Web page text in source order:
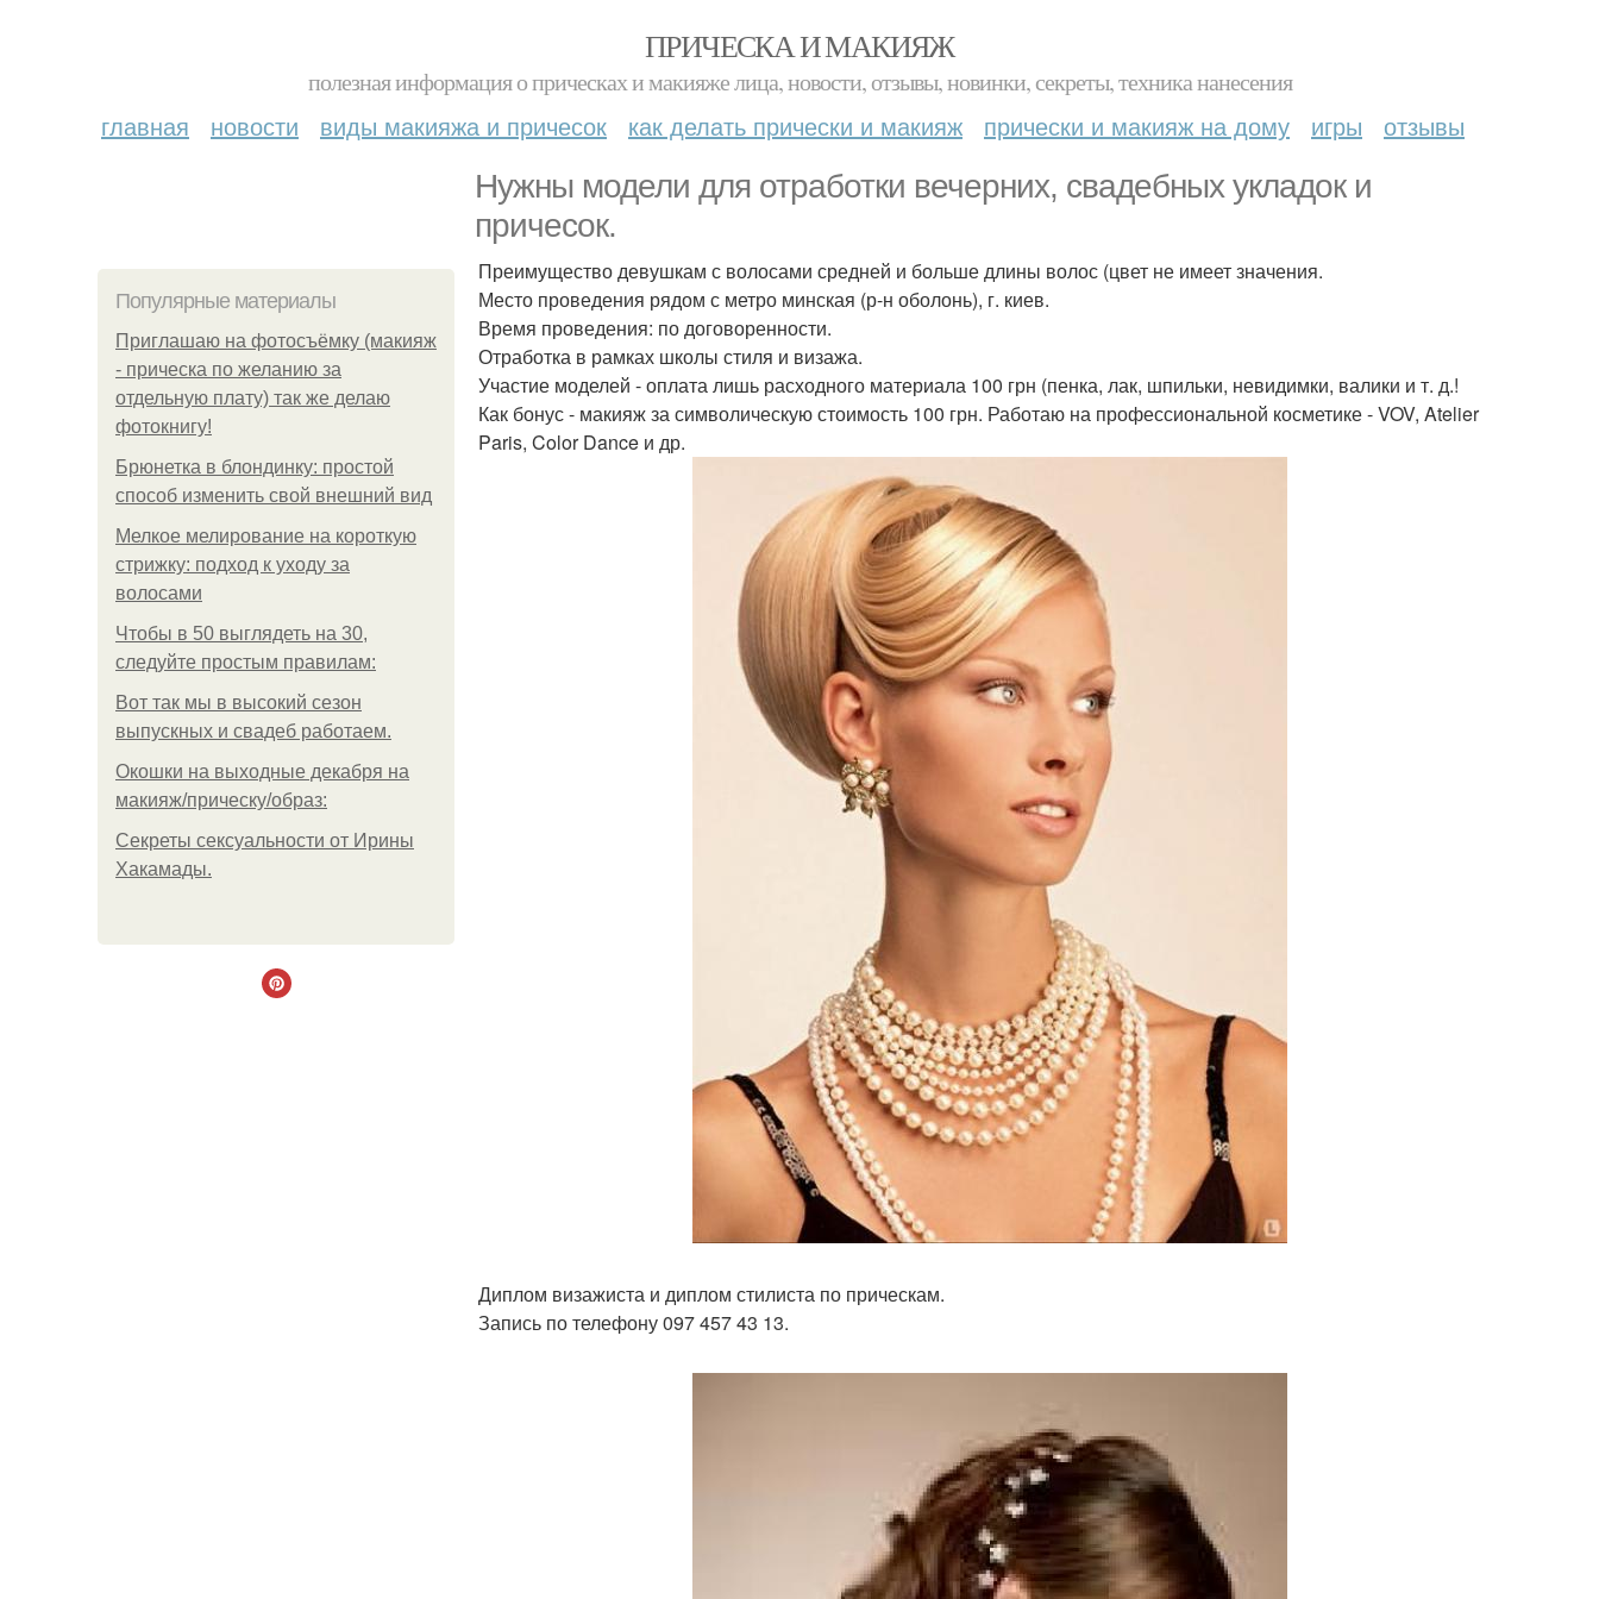
ПРИЧЕСКА И МАКИЯЖ
полезная информация о прическах и макияже лица, новости, отзывы, новинки, секреты, техника нанесения
главная новости виды макияжа и причесок как делать прически и макияж прически и макияж на дому игры отзывы
Нужны модели для отработки вечерних, свадебных укладок и
причесок.
Популярные материалы
Приглашаю на фотосъёмку (макияж
- прическа по желанию за
отдельную плату) так же делаю
фотокнигу!
Брюнетка в блондинку: простой
способ изменить свой внешний вид
Мелкое мелирование на короткую
стрижку: подход к уходу за
волосами
Чтобы в 50 выглядеть на 30,
следуйте простым правилам:
Вот так мы в высокий сезон
выпускных и свадеб работаем.
Окошки на выходные декабря на
макияж/прическу/образ:
Секреты сексуальности от Ирины
Хакамады.
Преимущество девушкам с волосами средней и больше длины волос (цвет не имеет значения.
Место проведения рядом с метро минская (р-н оболонь), г. киев.
Время проведения: по договоренности.
Отработка в рамках школы стиля и визажа.
Участие моделей - оплата лишь расходного материала 100 грн (пенка, лак, шпильки, невидимки, валики и т. д.!
Как бонус - макияж за символическую стоимость 100 грн. Работаю на профессиональной косметике - VOV, Atelier
Paris, Color Dance и др.
Диплом визажиста и диплом стилиста по прическам.
Запись по телефону 097 457 43 13.